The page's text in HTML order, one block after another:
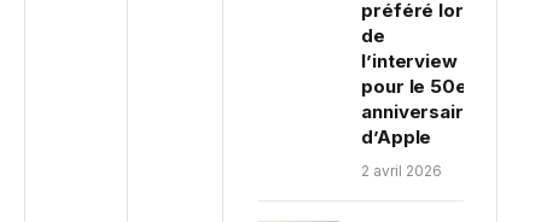
préféré lors
de
l’interview
pour le 50e
anniversaire
d’Apple
2 avril 2026